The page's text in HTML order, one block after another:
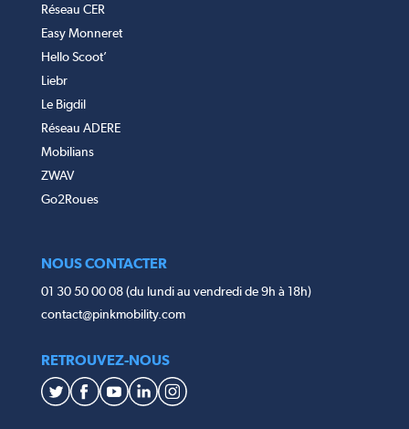
Réseau CER
Easy Monneret
Hello Scoot’
Liebr
Le Bigdil
Réseau ADERE
Mobilians
ZWAV
Go2Roues
NOUS CONTACTER
01 30 50 00 08 (du lundi au vendredi de 9h à 18h)
contact@pinkmobility.com
RETROUVEZ-NOUS